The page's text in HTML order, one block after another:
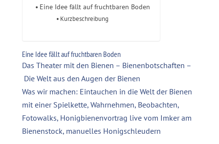
Eine Idee fällt auf fruchtbaren Boden
Kurzbeschreibung
Eine Idee fällt auf fruchtbaren Boden
Das Theater mit den Bienen – Bienenbotschaften –
Die Welt aus den Augen der Bienen
Was wir machen: Eintauchen in die Welt der Bienen
mit einer Spielkette, Wahrnehmen, Beobachten,
Fotowalks, Honigbienenvortrag live vom Imker am
Bienenstock, manuelles Honigschleudern